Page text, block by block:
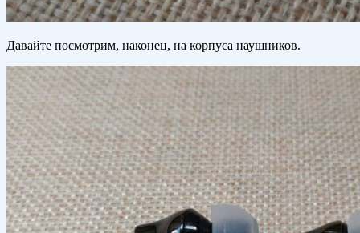
Давайте посмотрим, наконец, на корпуса наушников.